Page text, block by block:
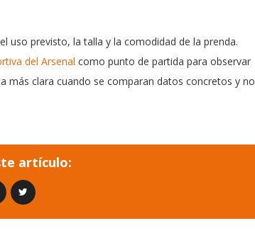
uso previsto, la talla y la comodidad de la prenda.
del Arsenal como punto de partida para observar
más clara cuando se comparan datos concretos y no
artículo: